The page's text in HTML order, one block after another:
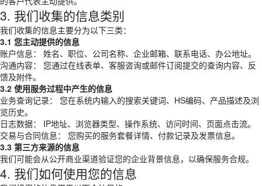
3. 我们收集的信息类别
我们收集的信息主要分为以下三类：
3.1 您主动提供的信息
账户信息： 姓名、职位、公司名称、企业邮箱、联系电话、办公地址。
沟通内容： 您通过在线表单、客服咨询或邮件订阅提交的查询内容、反
馈及附件。
3.2 使用服务过程中产生的信息
业务查询记录： 您在系统内输入的搜索关键词、HS编码、产品描述及浏
览历史。
日志数据： IP地址、浏览器类型、操作系统、访问时间、页面点击流。
交易与合同信息： 您购买的服务套餐详情、付款记录及发票信息。
3.3 第三方来源的信息
我们可能会从公开商业渠道验证您的企业背景信息，以确保服务合规。
4. 我们如何使用您的信息